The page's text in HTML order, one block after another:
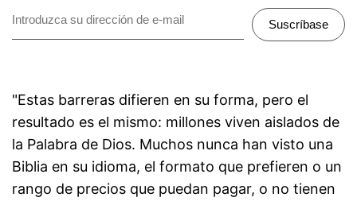
Suscríbase
"Estas barreras difieren en su forma, pero el
resultado es el mismo: millones viven aislados de
la Palabra de Dios. Muchos nunca han visto una
Biblia en su idioma, el formato que prefieren o un
rango de precios que puedan pagar, o no tienen